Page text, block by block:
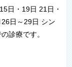
日・19日 21日・
日～29日 シン
の診療です。